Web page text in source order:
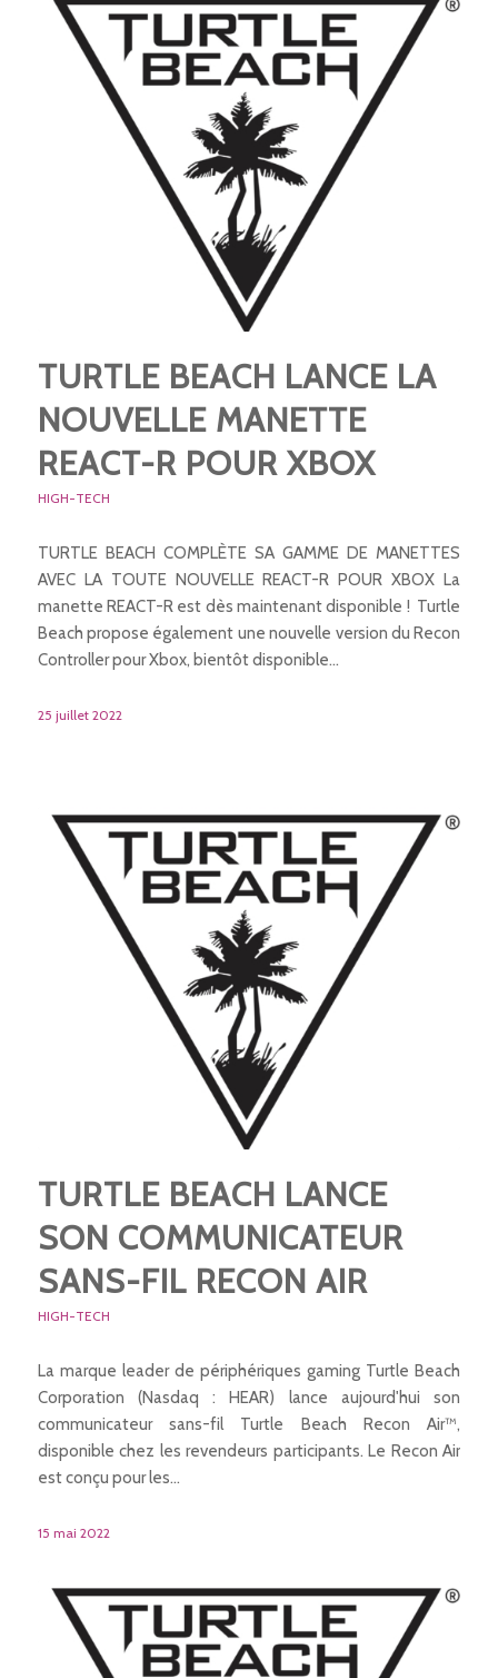
TURTLE BEACH LANCE LA
NOUVELLE MANETTE
REACT-R POUR XBOX
HIGH-TECH
TURTLE BEACH COMPLÈTE SA GAMME DE MANETTES
AVEC LA TOUTE NOUVELLE REACT-R POUR XBOX La
manette REACT-R est dès maintenant disponible ! Turtle
Beach propose également une nouvelle version du Recon
Controller pour Xbox, bientôt disponible…
25 juillet 2022
TURTLE BEACH LANCE
SON COMMUNICATEUR
SANS-FIL RECON AIR
HIGH-TECH
La marque leader de périphériques gaming Turtle Beach
Corporation (Nasdaq : HEAR) lance aujourd'hui son
communicateur sans-fil Turtle Beach Recon Air™,
disponible chez les revendeurs participants. Le Recon Air
est conçu pour les…
15 mai 2022